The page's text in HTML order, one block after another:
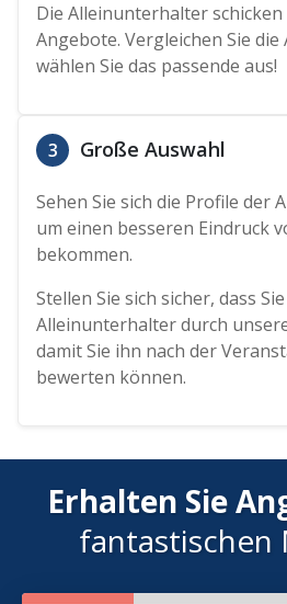
Die Alleinunterhalter
Angebote. Vergleichen Sie
wählen Sie das passende aus!
3 Große Auswahl
Sehen Sie sich die Profile der
um einen besseren Eindruck
bekommen.
Stellen Sie sich sicher, dass
Alleinunterhalter durch
damit Sie ihn nach der
bewerten können.
Erhalten Sie
fantastischen